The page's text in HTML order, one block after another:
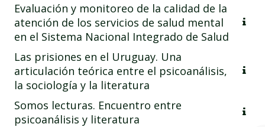
Evaluación y monitoreo de la calidad de la
atención de los servicios de salud mental
en el Sistema Nacional Integrado de Salud
Las prisiones en el Uruguay. Una
articulación teórica entre el psicoanálisis,
la sociología y la literatura
Somos lecturas. Encuentro entre
psicoanálisis y literatura